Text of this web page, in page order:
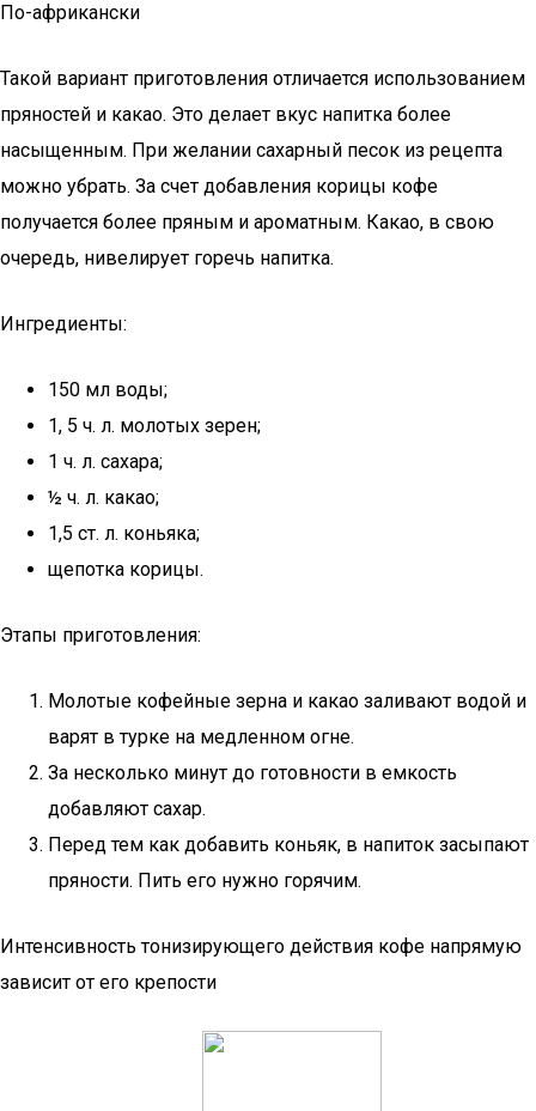
По-африкански
Такой вариант приготовления отличается использованием
пряностей и какао. Это делает вкус напитка более
насыщенным. При желании сахарный песок из рецепта
можно убрать. За счет добавления корицы кофе
получается более пряным и ароматным. Какао, в свою
очередь, нивелирует горечь напитка.
Ингредиенты:
150 мл воды;
1, 5 ч. л. молотых зерен;
1 ч. л. сахара;
½ ч. л. какао;
1,5 ст. л. коньяка;
щепотка корицы.
Этапы приготовления:
Молотые кофейные зерна и какао заливают водой и
варят в турке на медленном огне.
За несколько минут до готовности в емкость
добавляют сахар.
Перед тем как добавить коньяк, в напиток засыпают
пряности. Пить его нужно горячим.
Интенсивность тонизирующего действия кофе напрямую
зависит от его крепости